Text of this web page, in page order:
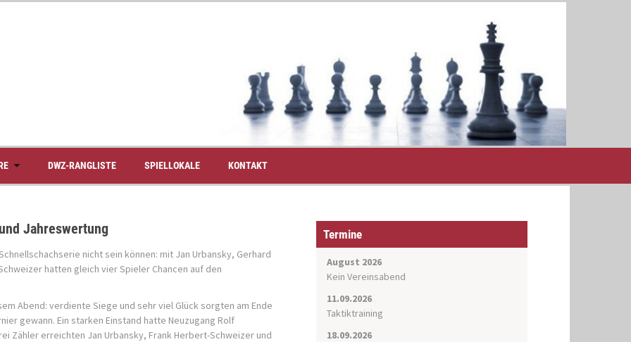
DWZ-RANGLISTE SPIELLOKALE KONTAKT
Jahreswertung
nicht sein können: mit Jan Urbansky, Gerhard
hatten gleich vier Spieler Chancen auf den
Abend: verdiente Siege und sehr viel Glück sorgten am Ende
gewann. Ein starken Einstand hatte Neuzugang Rolf
Zähler erreichten Jan Urbansky, Frank Herbert-Schweizer und
Termine
August 2026
Kein Vereinsabend
11.09.2026
Taktiktraining
18.09.2026